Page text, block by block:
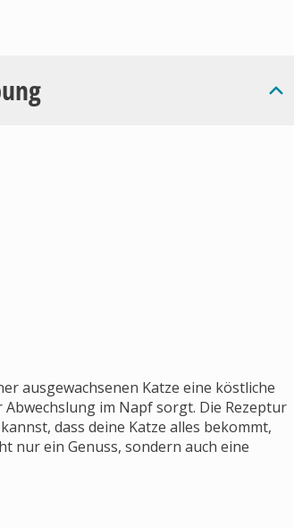
ausgewachsenen Katze eine köstliche
im Napf sorgt. Die Rezeptur
dass deine Katze alles bekommt,
nur ein Genuss, sondern auch eine